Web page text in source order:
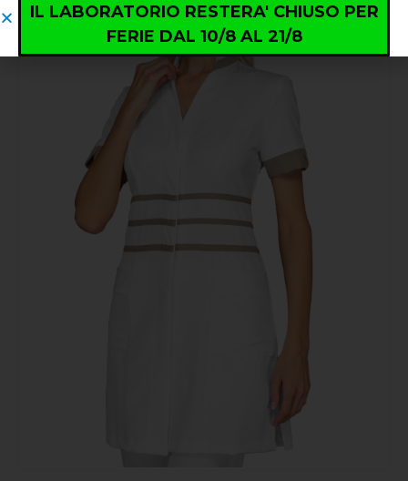
IL LABORATORIO RESTERA' CHIUSO PER
FERIE DAL 10/8 AL 21/8